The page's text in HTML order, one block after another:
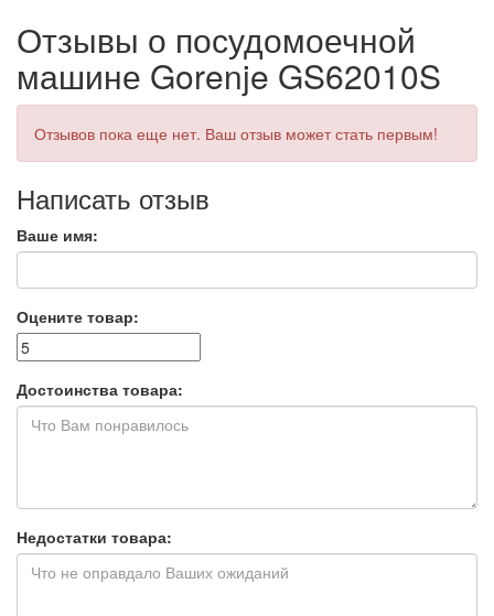
Отзывы о посудомоечной
машине Gorenje GS62010S
Отзывов пока еще нет. Ваш отзыв может стать первым!
Написать отзыв
Ваше имя:
Оцените товар:
Достоинства товара:
Недостатки товара: